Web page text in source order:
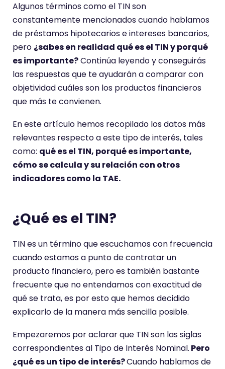
Algunos términos como el TIN son
constantemente mencionados cuando hablamos
de préstamos hipotecarios e intereses bancarios,
pero ¿sabes en realidad qué es el TIN y porqué
es importante?Continúa leyendo y conseguirás
las respuestas que te ayudarán a comparar con
objetividad cuáles son los productos financieros
que más te convienen.
En este artículo hemos recopilado los datos más
relevantes respecto a este tipo de interés, tales
como: qué es el TIN, porqué es importante,
cómo se calcula y su relación con otros
indicadores como la TAE.
¿Qué es el TIN?
TIN es un término que escuchamos con frecuencia
cuando estamos a punto de contratar un
producto financiero, pero es también bastante
frecuente que no entendamos con exactitud de
qué se trata, es por esto que hemos decidido
explicarlo de la manera más sencilla posible.
Empezaremos por aclarar que TIN son las siglas
correspondientes al Tipo de Interés Nominal. Pero
¿qué es un tipo de interés?Cuando hablamos de